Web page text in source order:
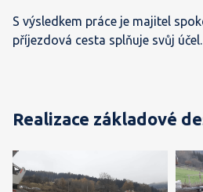
S výsledkem práce je majitel
příjezdová cesta splňuje svůj účel.
Realizace základové